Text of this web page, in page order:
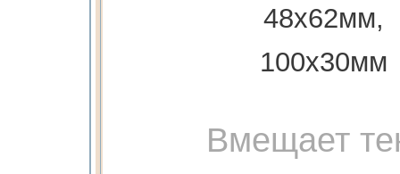
48х62мм,
100х30мм
Вмещает